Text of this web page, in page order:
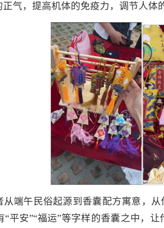
气，提高机体的免疫力，调节人体
端午民俗起源到香囊配方寓意，
平安”“福运”等字样的香囊之中，